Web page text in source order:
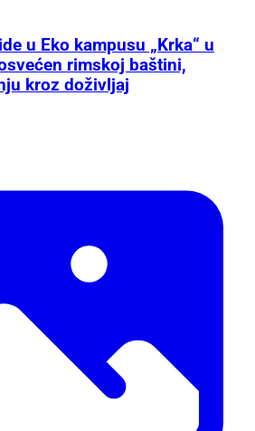
u Eko kampusu „Krka“ u
rimskoj baštini,
kroz doživljaj